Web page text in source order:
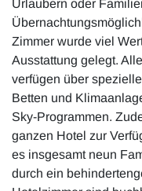
Urlaubern oder
Zimmer wurde viel
Ausstattung gelegt.
verfügen über
Betten und
Sky-Programmen.
ganzen Hotel zur
es insgesamt neun
durch ein